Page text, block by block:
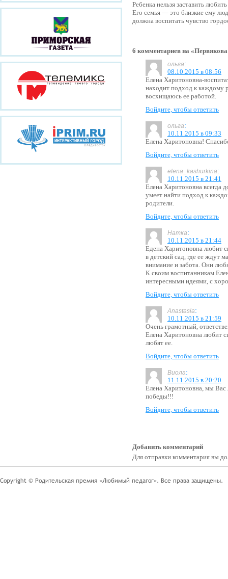
Ребенка нельзя заставить
Его семья — это близкие ему
должна воспитать чувство
6 комментариев на
ольга:
08.10.2015 в 08:56
Елена Харитоновна-
находит подход к каждому
восхищаюсь ее работой.
Войдите, чтобы ответить
ольга:
10.11.2015 в 09:33
Елена Харитоновна!
Войдите, чтобы ответить
elena_kashurkina:
10.11.2015 в 21:41
Елена Харитоновна всегда
умеет найти подход к
родители.
Войдите, чтобы ответить
Натка:
10.11.2015 в 21:44
Едена Харитоновна любит
в детский сад, где ее ждут
внимание и забота. Они
К своим воспитанникам
интересными идеями, с
Войдите, чтобы ответить
Anastasia:
10.11.2015 в 21:59
Очень грамотный,
Елена Харитоновна любит
любят ее.
Войдите, чтобы ответить
Виола:
11.11.2015 в 20:20
Елена Харитоновна, мы
победы!!!
Войдите, чтобы ответить
Добавить комментарий
Для отправки комментария вы
Copyright © Родительская премия «Любимый педагог». Все права защищены.